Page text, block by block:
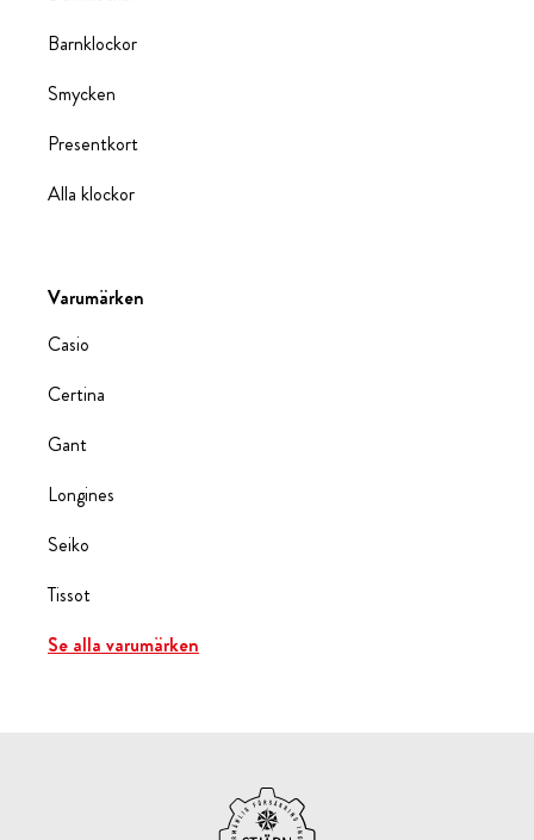
Barnklockor
Smycken
Presentkort
Alla klockor
Varumärken
Casio
Certina
Gant
Longines
Seiko
Tissot
Se alla varumärken